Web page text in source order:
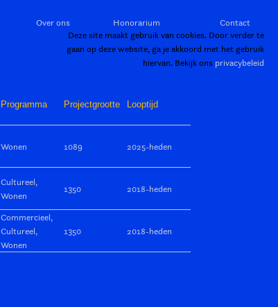
Deze site maakt gebruik van cookies. Door verder te
gaan op deze website, ga je akkoord met het gebruik
hiervan. Bekijk ons privacybeleid
Over ons Honorarium Contact
Programma Projectgrootte Looptijd
Wonen 1089 2025-heden
Cultureel,
Wonen
1350 2018-heden
Commercieel,
Cultureel,
Wonen
1350 2018-heden